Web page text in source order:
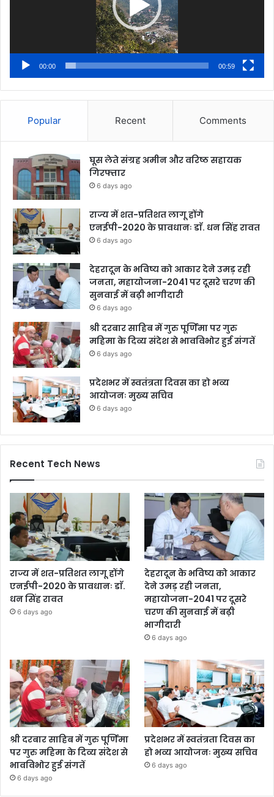
00:00 00:59
Popular Recent Comments
घूस लेते संग्रह अमीन और वरिष्ठ सहायक
गिरफ्तार
6 days ago
राज्य में शत-प्रतिशत लागू होंगे
एनईपी-2020 के प्रावधानः डाॅ. धन सिंह रावत
6 days ago
देहरादून के भविष्य को आकार देने उमड़ रही
जनता, महायोजना-2041 पर दूसरे चरण की
सुनवाई में बढ़ी भागीदारी
6 days ago
श्री दरबार साहिब में गुरु पूर्णिमा पर गुरु
महिमा के दिव्य संदेश से भावविभोर हुई संगतें
6 days ago
प्रदेशभर में स्वतंत्रता दिवस का हो भव्य
आयोजनः मुख्य सचिव
6 days ago
Recent Tech News
राज्य में शत-प्रतिशत लागू होंगे
एनईपी-2020 के प्रावधानः डाॅ.
धन सिंह रावत
6 days ago
देहरादून के भविष्य को आकार
देने उमड़ रही जनता,
महायोजना-2041 पर दूसरे
चरण की सुनवाई में बढ़ी
भागीदारी
6 days ago
श्री दरबार साहिब में गुरु पूर्णिमा
पर गुरु महिमा के दिव्य संदेश से
भावविभोर हुई संगतें
6 days ago
प्रदेशभर में स्वतंत्रता दिवस का
हो भव्य आयोजनः मुख्य सचिव
6 days ago